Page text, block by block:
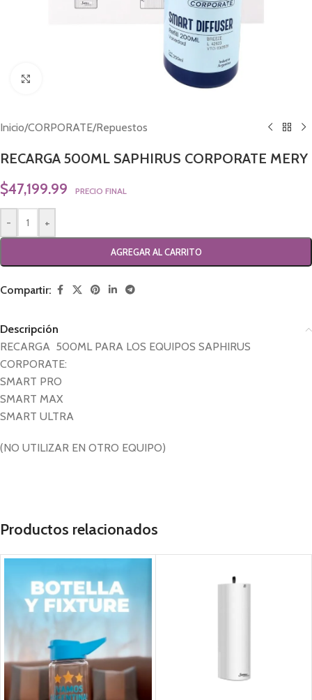
Inicio/CORPORATE/Repuestos
RECARGA 500ML SAPHIRUS CORPORATE MERY
$47,199.99 PRECIO FINAL
- +
AGREGAR AL CARRITO
Compartir:
Descripción
RECARGA 500ML PARA LOS EQUIPOS SAPHIRUS
CORPORATE:
SMART PRO
SMART MAX
SMART ULTRA
(NO UTILIZAR EN OTRO EQUIPO)
Productos relacionados